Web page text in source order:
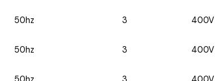
50hz 3 400V
50hz 3 400V